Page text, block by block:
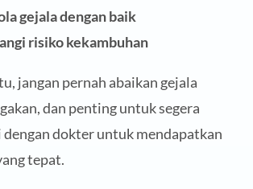
gejala dengan baik
risiko kekambuhan
jangan pernah abaikan gejala
dan penting untuk segera
dokter untuk mendapatkan
tepat.